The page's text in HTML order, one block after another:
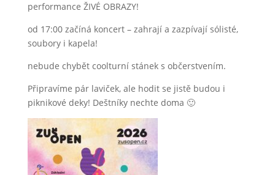
performance ŽIVÉ OBRAZY!
od 17:00 začíná koncert – zahrají a zazpívají sólisté,
soubory i kapela!
nebude chybět coolturní stánek s občerstvením.
Připravíme pár laviček, ale hodit se jistě budou i
piknikové deky! Deštníky nechte doma 🙂